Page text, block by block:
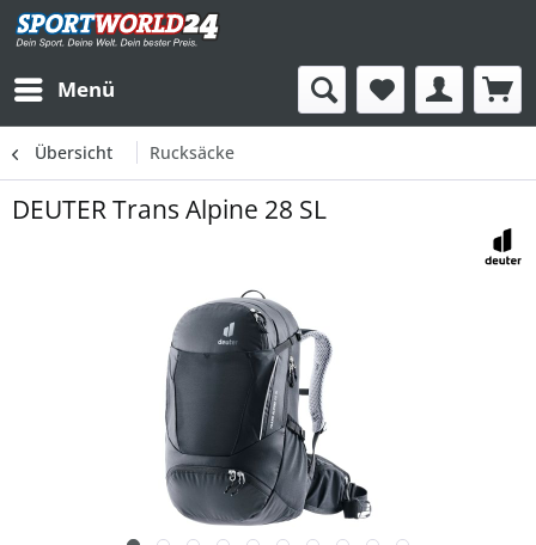
Menü
Übersicht Rucksäcke
DEUTER Trans Alpine 28 SL